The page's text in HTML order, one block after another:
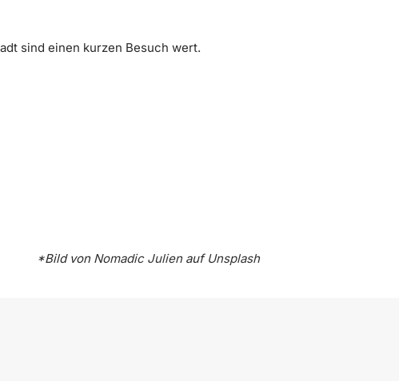
sind einen kurzen Besuch wert.
*Bild von Nomadic Julienauf Unsplash